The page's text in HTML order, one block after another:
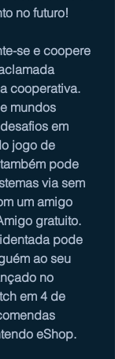
no futuro!
se e coopere
cooperativa.
mundos
em
jogo de
pode
via sem
um amigo
gratuito.
pode
ao seu
no
em 4 de
eShop.